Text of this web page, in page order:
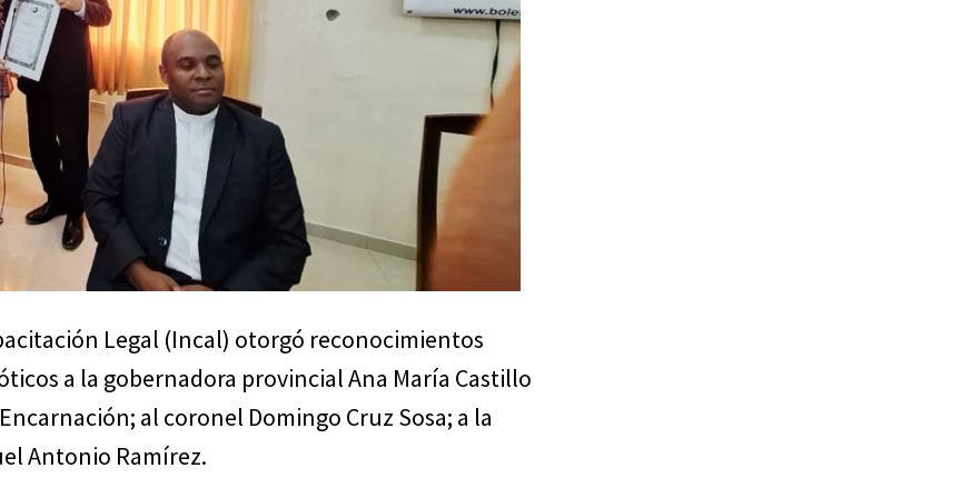
Legal (Incal) otorgó reconocimientos
a la gobernadora provincial Ana María Castillo
al coronel Domingo Cruz Sosa; a la
Antonio Ramírez.